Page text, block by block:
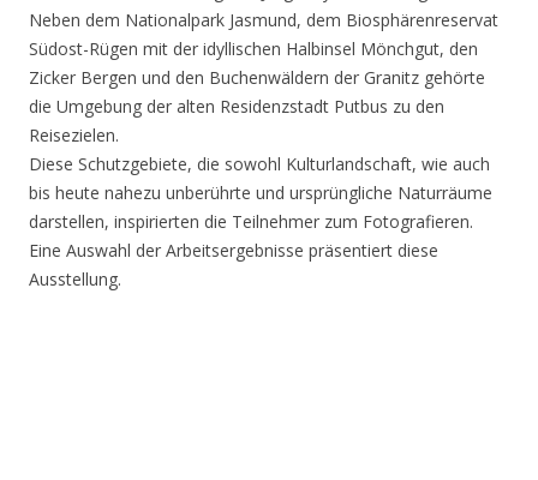
Neben dem Nationalpark Jasmund, dem Biosphärenreservat
Südost-Rügen mit der idyllischen Halbinsel Mönchgut, den
Zicker Bergen und den Buchenwäldern der Granitz gehörte
die Umgebung der alten Residenzstadt Putbus zu den
Reisezielen.
Diese Schutzgebiete, die sowohl Kulturlandschaft, wie auch
bis heute nahezu unberührte und ursprüngliche Naturräume
darstellen, inspirierten die Teilnehmer zum Fotografieren.
Eine Auswahl der Arbeitsergebnisse präsentiert diese
Ausstellung.